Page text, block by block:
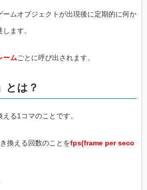
ームオブジェクトが出現後に定期的に何か
ます。
ームごとに呼び出されます。
とは？
る1コマのことです。
換える回数のことをfps(frame per seco